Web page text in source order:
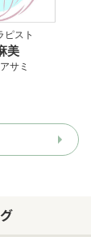
ピスト
美
サミ